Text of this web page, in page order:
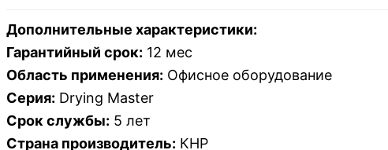
Дополнительные характеристики:
Гарантийный срок: 12 мес
Область применения: Офисное оборудование
Серия: Drying Master
Срок службы: 5 лет
Страна производитель: КНР